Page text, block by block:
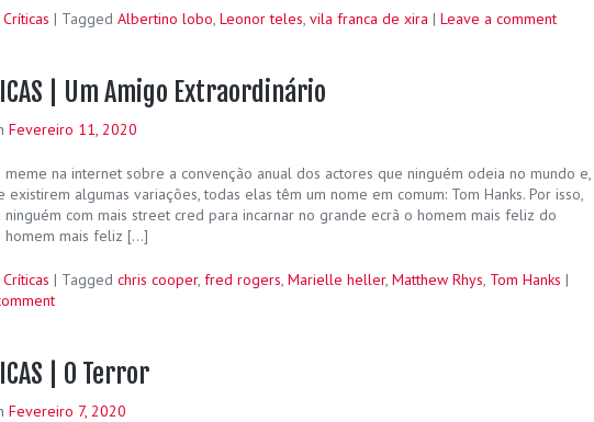
Críticas | Tagged Albertino lobo, Leonor teles, vila franca de xira | Leave a comment
| Um Amigo Extraordinário
Fevereiro 11, 2020
meme na internet sobre a convenção anual dos actores que ninguém odeia no mundo e,
existirem algumas variações, todas elas têm um nome em comum: Tom Hanks. Por isso,
ninguém com mais street cred para incarnar no grande ecrã o homem mais feliz do
homem mais feliz […]
Críticas | Tagged chris cooper, fred rogers, Marielle heller, Matthew Rhys, Tom Hanks |
| O Terror
Fevereiro 7, 2020